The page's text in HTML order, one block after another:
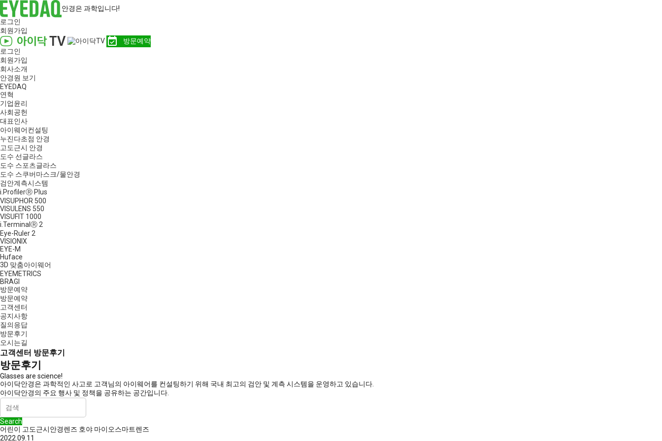
안경은 과학입니다!
로그인
회원가입
event_available
방문예약
로그인
회원가입
회사소개
안경원 보기
EYEDAQ
연혁
기업윤리
사회공헌
대표인사
아이웨어컨설팅
누진다초점 안경
고도근시 안경
도수 선글라스
도수 스포츠글라스
도수 스쿠버마스크/물안경
검안계측시스템
i.ProfilerⓇ Plus
VISUPHOR 500
VISULENS 550
VISUFIT 1000
i.TerminalⓇ 2
Eye-Ruler 2
VISIONIX
EYE-M
Huface
3D 맞춤아이웨어
EYEMETRICS
BRAGI
방문예약
방문예약
고객센터
공지사항
질의응답
방문후기
오시는길
고객센터 방문후기
방문후기
Glasses are science!
아이닥안경은 과학적인 사고로 고객님의 아이웨어를 컨설팅하기 위해 국내 최고의 검안 및 계측 시스템을 운영하고 있습니다.
아이닥안경의 주요 행사 및 정책을 공유하는 공간입니다.
Search
어린이 고도근시안경렌즈 호야 마이오스마트렌즈
2022.09.11